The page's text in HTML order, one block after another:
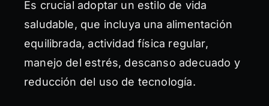
Es crucial adoptar un estilo de vida
saludable, que incluya una alimentación
equilibrada, actividad física regular,
manejo del estrés, descanso adecuado y
reducción del uso de tecnología.